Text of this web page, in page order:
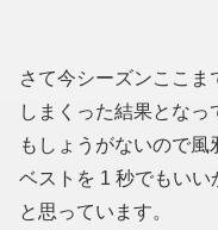
さて今シーズンここ
しまくった結果とな
もしょうがないので
ベストを 1 秒でもい
と思っています。